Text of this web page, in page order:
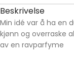
Beskrivelse
Min idé var å ha en
kjønn og overraske
av en ravparfyme